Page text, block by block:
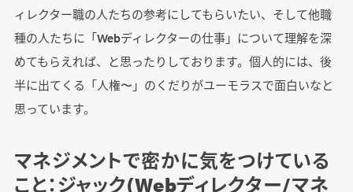
ィレクター職の人たちの参考にしてもらいたい、そして他職
種の人たちに「Webディレクターの仕事」について理解を深
めてもらえれば、と思ったりしております。個人的には、後
半に出てくる「人権〜」のくだりがユーモラスで面白いなと
思っています。
マネジメントで密かに気をつけている
こと：ジャック(Webディレクター/マネ